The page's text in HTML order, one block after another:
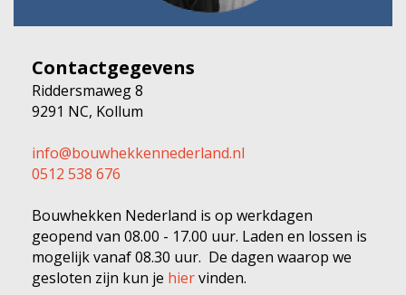
Contactgegevens
Riddersmaweg 8
9291 NC, Kollum
info@bouwhekkennederland.nl
0512 538 676
Bouwhekken Nederland is op werkdagen
geopend van 08.00 - 17.00 uur. Laden en lossen is
mogelijk vanaf 08.30 uur. De dagen waarop we
gesloten zijn kun je hiervinden.